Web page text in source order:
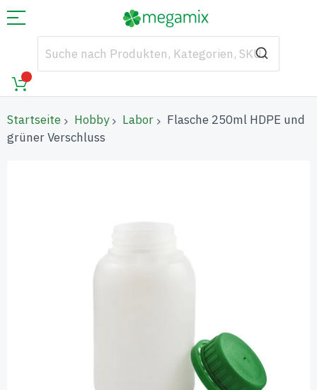
Startseite Hobby Labor
Flasche 250ml HDPE und
grüner Verschluss